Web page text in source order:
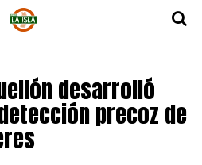
desarrolló
precoz de